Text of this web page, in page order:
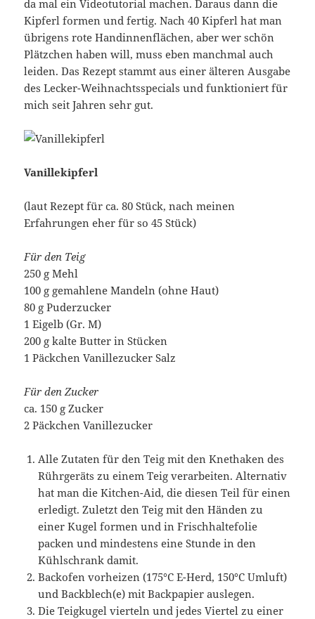
da mal ein Videotutorial machen. Daraus dann die
Kipferl formen und fertig. Nach 40 Kipferl hat man
übrigens rote Handinnenflächen, aber wer schön
Plätzchen haben will, muss eben manchmal auch
leiden. Das Rezept stammt aus einer älteren Ausgabe
des Lecker-Weihnachtsspecials und funktioniert für
mich seit Jahren sehr gut.
Vanillekipferl
(laut Rezept für ca. 80 Stück, nach meinen
Erfahrungen eher für so 45 Stück)
Für den Teig
250 g Mehl
100 g gemahlene Mandeln (ohne Haut)
80 g Puderzucker
1 Eigelb (Gr. M)
200 g kalte Butter in Stücken
1 Päckchen Vanillezucker Salz
Für den Zucker
ca. 150 g Zucker
2 Päckchen Vanillezucker
Alle Zutaten für den Teig mit den Knethaken des
Rührgeräts zu einem Teig verarbeiten. Alternativ
hat man die Kitchen-Aid, die diesen Teil für einen
erledigt. Zuletzt den Teig mit den Händen zu
einer Kugel formen und in Frischhaltefolie
packen und mindestens eine Stunde in den
Kühlschrank damit.
Backofen vorheizen (175°C E-Herd, 150°C Umluft)
und Backblech(e) mit Backpapier auslegen.
Die Teigkugel vierteln und jedes Viertel zu einer